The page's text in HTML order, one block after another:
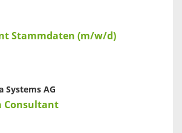
Stammdaten (m/w/d)
Systems AG
Consultant